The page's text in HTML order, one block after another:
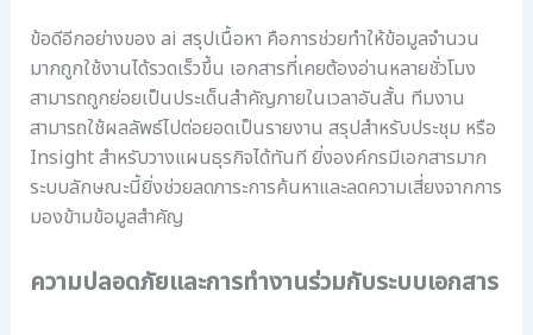
ข้อดีอีกอย่างของ ai สรุปเนื้อหา คือการช่วยทำให้ข้อมูลจำนวน
มากถูกใช้งานได้รวดเร็วขึ้น เอกสารที่เคยต้องอ่านหลายชั่วโมง
สามารถถูกย่อยเป็นประเด็นสำคัญภายในเวลาอันสั้น ทีมงาน
สามารถใช้ผลลัพธ์ไปต่อยอดเป็นรายงาน สรุปสำหรับประชุม หรือ
Insight สำหรับวางแผนธุรกิจได้ทันที ยิ่งองค์กรมีเอกสารมาก
ระบบลักษณะนี้ยิ่งช่วยลดภาระการค้นหาและลดความเสี่ยงจากการ
มองข้ามข้อมูลสำคัญ
ความปลอดภัยและการทำงานร่วมกับระบบเอกสาร